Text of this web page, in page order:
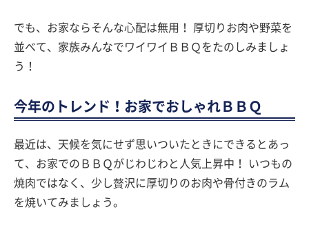
でも、お家ならそんな心配は無用！ 厚切りお肉や野菜を
並べて、家族みんなでワイワイＢＢＱをたのしみましょ
う！
今年のトレンド！お家でおしゃれＢＢＱ
最近は、天候を気にせず思いついたときにできるとあっ
て、お家でのＢＢＱがじわじわと人気上昇中！ いつもの
焼肉ではなく、少し贅沢に厚切りのお肉や骨付きのラム
を焼いてみましょう。